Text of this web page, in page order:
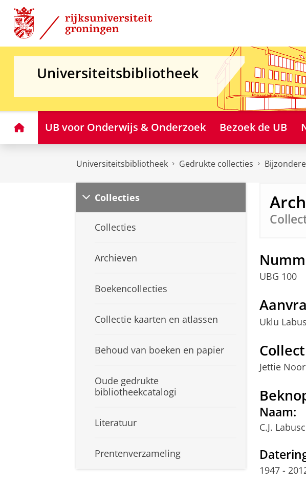
Skip
Content
Skip
Navigation
Universiteitsbibliotheek
HomeUB voor Onderwijs & Onderzoek Bezoek de UB
Universiteitsbibliotheek Gedrukte collecties
Collecties
Collecties
Archieven
Boekencollecties
Collectie kaarten en atlassen
Behoud van boeken en papier
Oude gedrukte
bibliotheekcatalogi
Literatuur
Prentenverzameling
UBG 100
Uklu
Jettie
Naam:
C.J.
1947 -